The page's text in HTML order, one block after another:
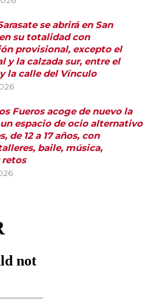
se abrirá en San
su totalidad con
provisional, excepto el
y la calzada sur, entre el
la calle del Vínculo
Fueros acoge de nuevo la
espacio de ocio alternativo
de 12 a 17 años, con
baile, música,